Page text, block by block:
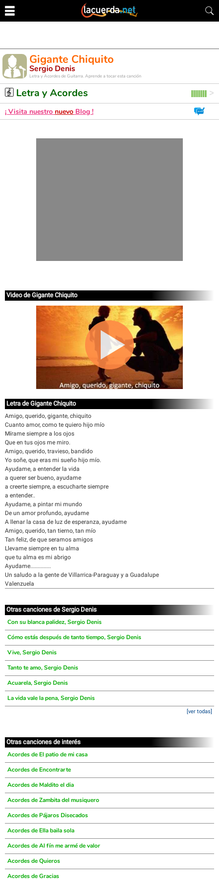
Gigante Chiquito
Sergio Denis
Letra y Acordes de Guitarra. Aprende a tocar esta canción
Letra y Acordes
¡ Visita nuestro nuevo Blog !
Video de Gigante Chiquito
Letra de Gigante Chiquito
Amigo, querido, gigante, chiquito
Cuanto amor, como te quiero hijo mío
Mírame siempre a los ojos
Que en tus ojos me miro.
Amigo, querido, travieso, bandido
Yo soñe, que eras mi sueño hijo mío.
Ayudame, a entender la vida
a querer ser bueno, ayudame
a creerte siempre, a escucharte siempre
a entender..
Ayudame, a pintar mi mundo
De un amor profundo, ayudame
A llenar la casa de luz de esperanza, ayudame
Amigo, querido, tan tierno, tan mío
Tan feliz, de que seramos amigos
Llevame siempre en tu alma
que tu alma es mi abrigo
Ayudame..............
Un saludo a la gente de Villarrica-Paraguay y a Guadalupe
Valenzuela
Otras canciones de Sergio Denis
Con su blanca palidez, Sergio Denis
Cómo estás después de tanto tiempo, Sergio Denis
Vive, Sergio Denis
Tanto te amo, Sergio Denis
Acuarela, Sergio Denis
La vida vale la pena, Sergio Denis
[ver todas]
Otras canciones de interés
Acordes de El patio de mi casa
Acordes de Encontrarte
Acordes de Maldito el dia
Acordes de Zambita del musiquero
Acordes de Pájaros Disecados
Acordes de Ella baila sola
Acordes de Al fín me armé de valor
Acordes de Quieros
Acordes de Gracias